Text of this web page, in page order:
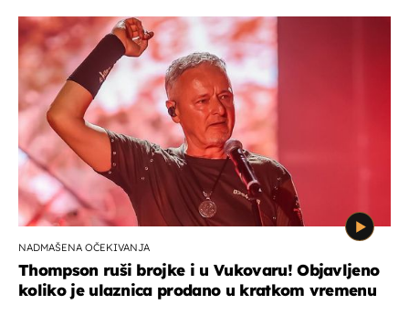
NADMAŠENA OČEKIVANJA
Thompson ruši brojke i u Vukovaru! Objavljeno
koliko je ulaznica prodano u kratkom vremenu